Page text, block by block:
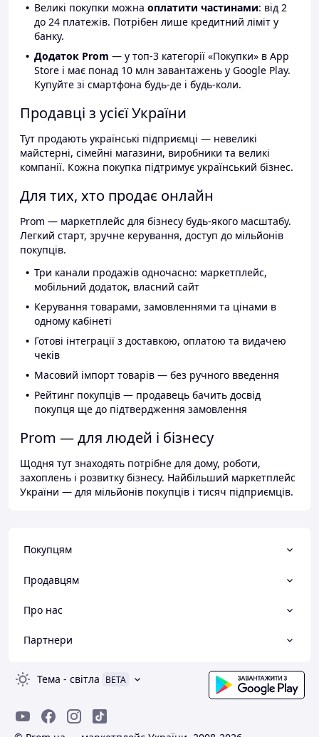
Великі покупки можна оплатити частинами: від 2
до 24 платежів. Потрібен лише кредитний ліміт у
банку.
Додаток Prom — у топ-3 категорії «Покупки» в App
Store і має понад 10 млн завантажень у Google Play.
Купуйте зі смартфона будь-де і будь-коли.
Продавці з усієї України
Тут продають українські підприємці — невеликі
майстерні, сімейні магазини, виробники та великі
компанії. Кожна покупка підтримує український бізнес.
Для тих, хто продає онлайн
Prom — маркетплейс для бізнесу будь-якого масштабу.
Легкий старт, зручне керування, доступ до мільйонів
покупців.
Три канали продажів одночасно: маркетплейс,
мобільний додаток, власний сайт
Керування товарами, замовленнями та цінами в
одному кабінеті
Готові інтеграції з доставкою, оплатою та видачею
чеків
Масовий імпорт товарів — без ручного введення
Рейтинг покупців — продавець бачить досвід
покупця ще до підтвердження замовлення
Prom — для людей і бізнесу
Щодня тут знаходять потрібне для дому, роботи,
захоплень і розвитку бізнесу. Найбільший маркетплейс
України — для мільйонів покупців і тисяч підприємців.
Покупцям
Продавцям
Про нас
Партнери
Тема - світла BETA